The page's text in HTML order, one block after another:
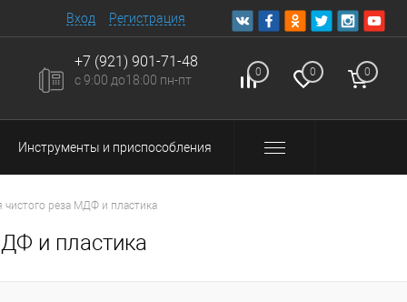
Вход Регистрация
+7 (921) 901-71-48
с 9:00 до18:00 пн-пт
0 0 0
Инструменты и приспособления
реза МДФ и пластика
и пластика